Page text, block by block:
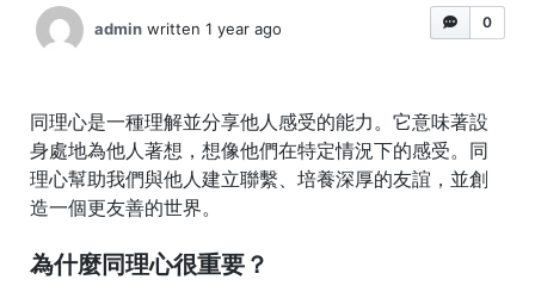
0
admin written 1 year ago
同理心是一種理解並分享他人感受的能力。它意味著設
身處地為他人著想，想像他們在特定情況下的感受。同
理心幫助我們與他人建立聯繫、培養深厚的友誼，並創
造一個更友善的世界。
為什麼同理心很重要？